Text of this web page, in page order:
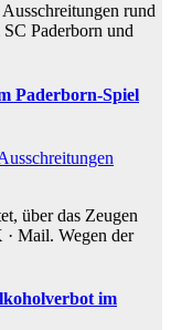
rund
Paderborn und
Paderborn-Spiel
über das Zeugen
Mail. Wegen der
im